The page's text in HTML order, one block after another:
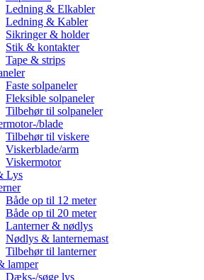
Ledning & Elkabler
Ledning & Kabler
Sikringer & holder
Stik & kontakter
Tape & strips
Faste solpaneler
Fleksible solpaneler
Tilbehør til solpaneler
blade
Tilbehør til viskere
Viskerblade/arm
Viskermotor
Lys
Både op til 12 meter
Både op til 20 meter
Lanterner & nødlys
Nødlys & lanternemast
Tilbehør til lanterner
lamper
Dæks-/søge lys